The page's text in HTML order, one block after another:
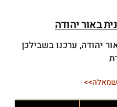
באור יהודה
יהודה, ערכנו בשבילכן
שמאלה>>